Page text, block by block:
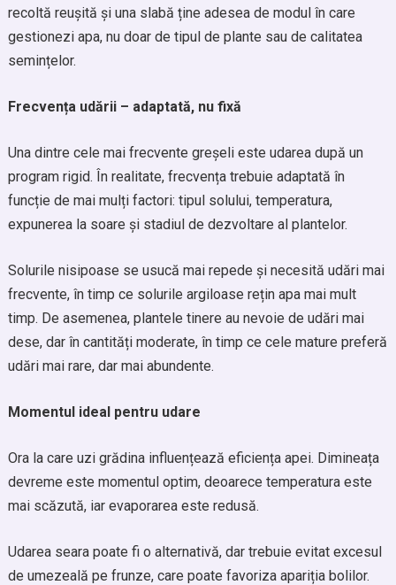
recoltă reușită și una slabă ține adesea de modul în care
gestionezi apa, nu doar de tipul de plante sau de calitatea
semințelor.
Frecvența udării – adaptată, nu fixă
Una dintre cele mai frecvente greșeli este udarea după un
program rigid. În realitate, frecvența trebuie adaptată în
funcție de mai mulți factori: tipul solului, temperatura,
expunerea la soare și stadiul de dezvoltare al plantelor.
Solurile nisipoase se usucă mai repede și necesită udări mai
frecvente, în timp ce solurile argiloase rețin apa mai mult
timp. De asemenea, plantele tinere au nevoie de udări mai
dese, dar în cantități moderate, în timp ce cele mature preferă
udări mai rare, dar mai abundente.
Momentul ideal pentru udare
Ora la care uzi grădina influențează eficiența apei. Dimineața
devreme este momentul optim, deoarece temperatura este
mai scăzută, iar evaporarea este redusă.
Udarea seara poate fi o alternativă, dar trebuie evitat excesul
de umezeală pe frunze, care poate favoriza apariția bolilor.